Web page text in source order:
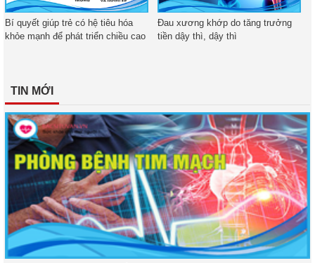
Bí quyết giúp trẻ có hệ tiêu hóa
khỏe mạnh để phát triển chiều cao
Đau xương khớp do tăng trưởng
tiền dậy thì, dậy thì
TIN MỚI